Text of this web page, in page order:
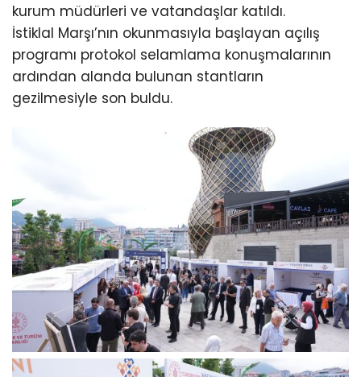
kurum müdürleri ve vatandaşlar katıldı.
İstiklal Marşı’nın okunmasıyla başlayan açılış
programı protokol selamlama konuşmalarının
ardından alanda bulunan stantların
gezilmesiyle son buldu.